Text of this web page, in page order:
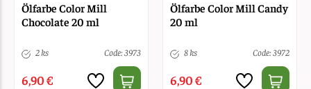
Ölfarbe Color Mill
Chocolate 20 ml
2 ks Code: 3973
6,90 €
Ölfarbe Color Mill Candy
20 ml
8 ks Code: 3972
6,90 €